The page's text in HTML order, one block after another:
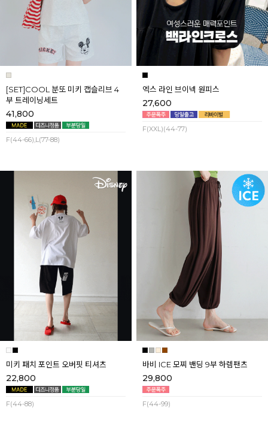
[SET]COOL 분또 미키 캡슬리브 4
부 트레이닝세트
41,800
F(44-66),L(77-88)
엑스 라인 브이넥 원피스
27,600
F(XXL)(44-77)
미키 패치 포인트 오버핏 티셔츠
22,800
F(44-88)
바비 ICE 모찌 밴딩 9부 하렘팬츠
29,800
F(44-99)